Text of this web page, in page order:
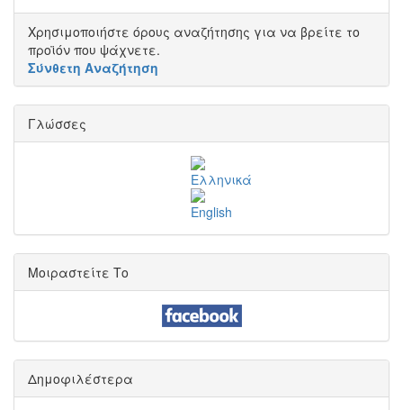
Χρησιμοποιήστε όρους αναζήτησης για να βρείτε το
προϊόν που ψάχνετε.
Σύνθετη Αναζήτηση
Γλώσσες
Μοιραστείτε Το
Δημοφιλέστερα